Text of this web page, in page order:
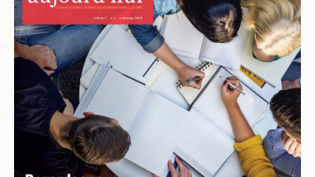
-
Volume
5,
no
papier
ou
papier
numérique